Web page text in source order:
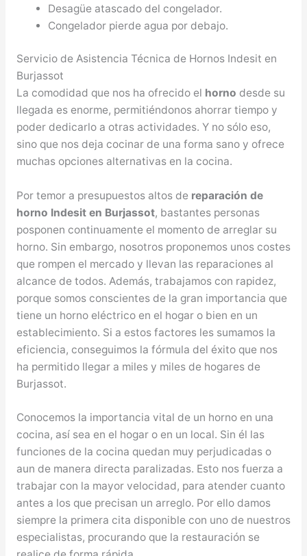
Desagüe atascado del congelador.
Congelador pierde agua por debajo.
Servicio de Asistencia Técnica de Hornos Indesit en
Burjassot
La comodidad que nos ha ofrecido el horno desde su
llegada es enorme, permitiéndonos ahorrar tiempo y
poder dedicarlo a otras actividades. Y no sólo eso,
sino que nos deja cocinar de una forma sano y ofrece
muchas opciones alternativas en la cocina.
Por temor a presupuestos altos de reparación de
horno Indesit en Burjassot, bastantes personas
posponen continuamente el momento de arreglar su
horno. Sin embargo, nosotros proponemos unos costes
que rompen el mercado y llevan las reparaciones al
alcance de todos. Además, trabajamos con rapidez,
porque somos conscientes de la gran importancia que
tiene un horno eléctrico en el hogar o bien en un
establecimiento. Si a estos factores les sumamos la
eficiencia, conseguimos la fórmula del éxito que nos
ha permitido llegar a miles y miles de hogares de
Burjassot.
Conocemos la importancia vital de un horno en una
cocina, así sea en el hogar o en un local. Sin él las
funciones de la cocina quedan muy perjudicadas o
aun de manera directa paralizadas. Esto nos fuerza a
trabajar con la mayor velocidad, para atender cuanto
antes a los que precisan un arreglo. Por ello damos
siempre la primera cita disponible con uno de nuestros
especialistas, procurando que la restauración se